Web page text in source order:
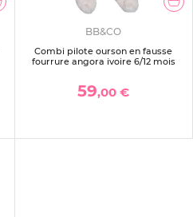
BB&CO
Combi pilote ourson en fausse
fourrure angora ivoire 6/12 mois
59,00 €